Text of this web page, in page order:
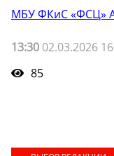
МБУ ФКиС «ФСЦ»
13:30 02.03.2026
85